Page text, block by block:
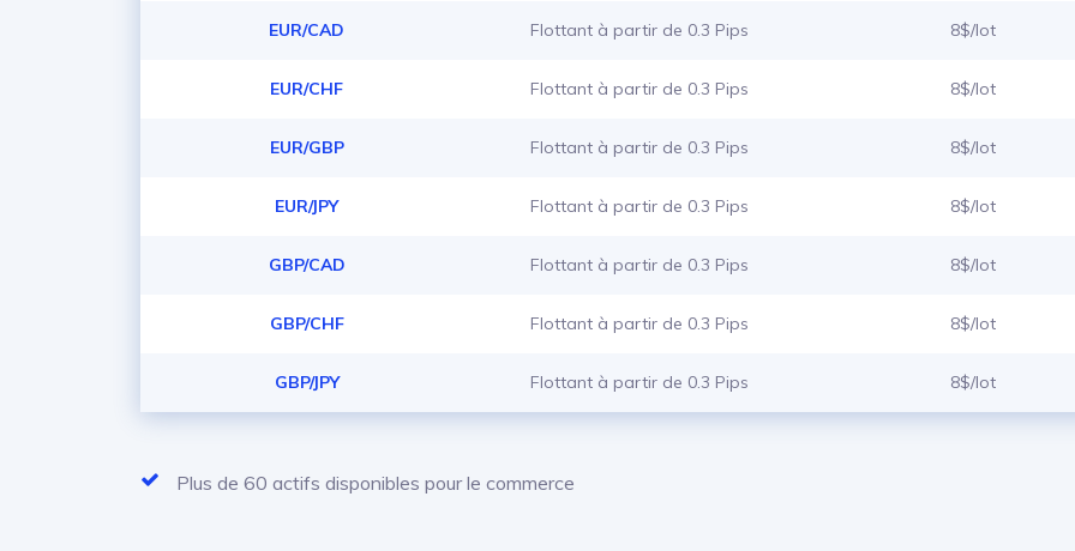
EUR/CAD Flottant à partir de 0.3 Pips 8$/lot
EUR/CHF Flottant à partir de 0.3 Pips 8$/lot
EUR/GBP Flottant à partir de 0.3 Pips 8$/lot
EUR/JPY Flottant à partir de 0.3 Pips 8$/lot
GBP/CAD Flottant à partir de 0.3 Pips 8$/lot
GBP/CHF Flottant à partir de 0.3 Pips 8$/lot
GBP/JPY Flottant à partir de 0.3 Pips 8$/lot
Plus de 60 actifs disponibles pour le commerce